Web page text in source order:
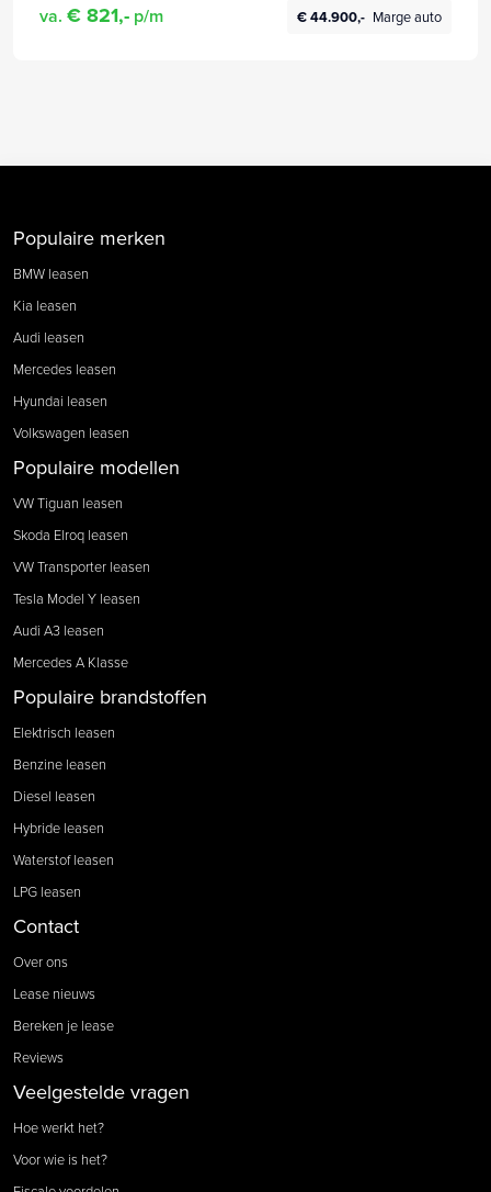
va. € 821,- p/m € 44.900,- Marge auto
Populaire merken
BMW leasen
Kia leasen
Audi leasen
Mercedes leasen
Hyundai leasen
Volkswagen leasen
Populaire modellen
VW Tiguan leasen
Skoda Elroq leasen
VW Transporter leasen
Tesla Model Y leasen
Audi A3 leasen
Mercedes A Klasse
Populaire brandstoffen
Elektrisch leasen
Benzine leasen
Diesel leasen
Hybride leasen
Waterstof leasen
LPG leasen
Contact
Over ons
Lease nieuws
Bereken je lease
Reviews
Veelgestelde vragen
Hoe werkt het?
Voor wie is het?